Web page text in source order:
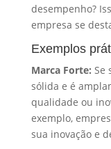
desempenho?
empresa se
Exemplos
Marca Forte: Se
sólida e é
qualidade ou
exemplo,
sua inovação e